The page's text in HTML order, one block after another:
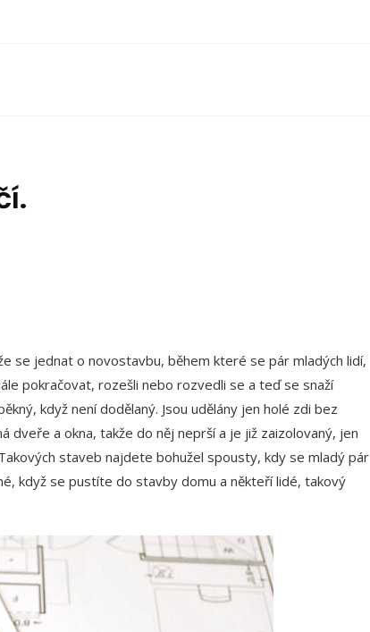
se jednat o novostavbu, během které se pár mladých lidí,
pokračovat, rozešli nebo rozvedli se a teď se snaží
když není dodělaný. Jsou udělány jen holé zdi bez
dveře a okna, takže do něj neprší a je již zaizolovaný, jen
staveb najdete bohužel spousty, kdy se mladý pár
když se pustíte do stavby domu a někteří lidé, takový